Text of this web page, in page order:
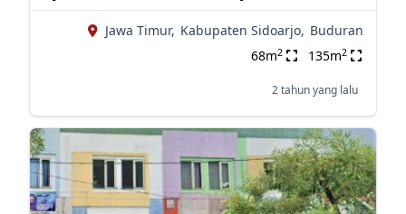
Jawa Timur, Kabupaten Sidoarjo, Buduran
68m2 135m2
2 tahun yang lalu